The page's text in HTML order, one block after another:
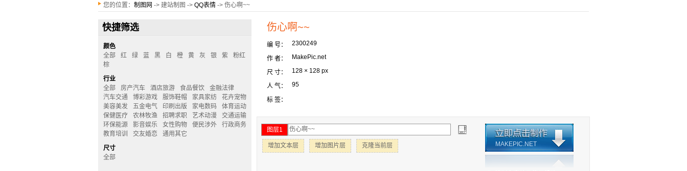
您的位置： 制图网 -> 建站制图 -> QQ表情 -> 伤心啊~~
快捷筛选
颜色
全部
红 绿 蓝 黑 白 橙 黄 灰 银 紫
粉红
棕
行业
全部
房产汽车 酒店旅游 食品餐饮
金融法律
汽车交通
博彩游戏 服饰鞋帽 家具家纺
花卉宠物
美容美发
五金电气 印刷出版 家电数码
体育运动
保健医疗
农林牧渔 招聘求职 艺术动漫
交通运输
环保能源
影音娱乐 女性购物 便民涉外
行政商务
教育培训
交友婚恋
通用其它
尺寸
全部
伤心啊~~
编 号： 2300249
作 者： MakePic.net
尺 寸： 128 × 128 px
人 气： 95
标 签：
图层1
增加文本层 增加图片层 克隆当前层 MAKEPIC.NET